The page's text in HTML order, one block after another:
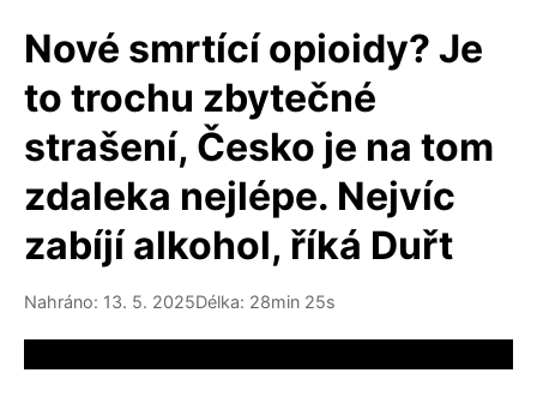
Nové smrtící opioidy? Je
to trochu zbytečné
strašení, Česko je na tom
zdaleka nejlépe. Nejvíc
zabíjí alkohol, říká Duřt
Nahráno: 13. 5. 2025Délka: 28min 25s